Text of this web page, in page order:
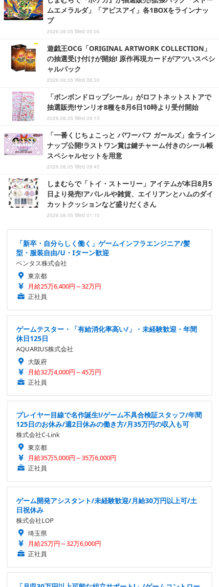
ムエメラルダ」「アビスアイ」各1BOXをラインナッ
プ
2026.08.05 Wed 05:00
遊戯王OCG「ORIGINAL ARTWORK COLLECTION」
の抽選受け付けが開始! 原作再現カードがアツいスペシ
ャルパック
2026.08.05 Wed 08:30
「ボンボンドロップシール」がロフトネットストアで
抽選販売!サンリオ8種を8月6日10時より受付開始
2026.08.05 Wed 09:15
「一番くじちょこっと パワーパフ ガールズ」全ライン
ナップ公開!ラストワン賞は鍵チャーム付きのシール帳
スペシャルセットを用意
2026.08.05 Wed 09:45
しまむらで「トイ・ストーリー」アイテムが本日8月5
日より発売!アパレルや雑貨、エイリアンとハムのダイ
カットクッションなど盛りだくさん
2026.08.05 Wed 01:10
「新卒・自分らしく働く」ゲームインフラエンジニア/髪
型・服装自由/U・Iターン歓迎
ベンタス株式会社
東京都
月給25万6,400円～32万円
正社員
ゲームテスター・「有給消化率高い/」・未経験歓迎・年間
休日125日
AQUARIUS株式会社
大阪府
月給32万4,000円～45万円
正社員
プレイヤー目線で名作誕生!/ゲーム不具合検証スタッフ/年間
125日のお休み/週2日休みの働き方/月35万円の収入も可
株式会社C-Link
東京都
月給35万5,000円～35万6,000円
正社員
ゲーム開発アシスタント/未経験歓迎/月給30万円以上可/土
日祝休み
株式会社LOP
埼玉県
月給25万円～32万6,000円
正社員